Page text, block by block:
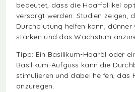
bedeutet, dass die Haarfollikel
versorgt werden. Studien zeigen,
Durchblutung helfen kann,
stärken und das Wachstum
Tipp: Ein Basilikum-Haaröl oder
Basilikum-Aufguss kann die
stimulieren und dabei helfen, das
anzuregen.